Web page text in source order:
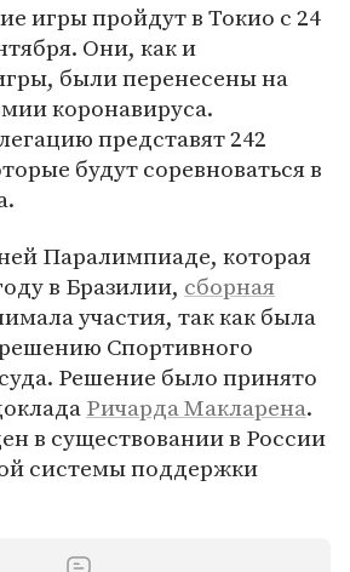
игры пройдут в Токио с 24
Они, как и
были перенесены на
коронавируса.
представят 242
будут соревноваться в
Паралимпиаде, которая
в Бразилии, сборная
участия, так как была
Спортивного
Решение было принято
Ричарда Макларена.
в существовании в России
системы поддержки